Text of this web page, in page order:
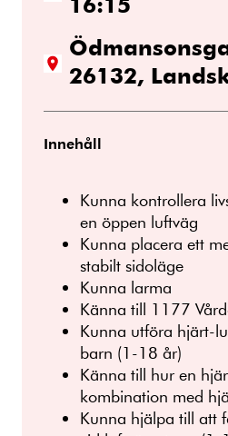
26132,
Innehåll
Kunna kontrollera
en öppen luftväg
Kunna placera ett
stabilt sidoläge
Kunna larma
Känna till 1177
Kunna utföra hjärt-
barn (1-18 år)
Känna till hur en
kombination med
Kunna hjälpa till att